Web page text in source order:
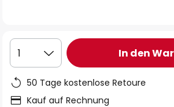
1 In den
50 Tage kostenlose Retoure
Kauf auf Rechnung